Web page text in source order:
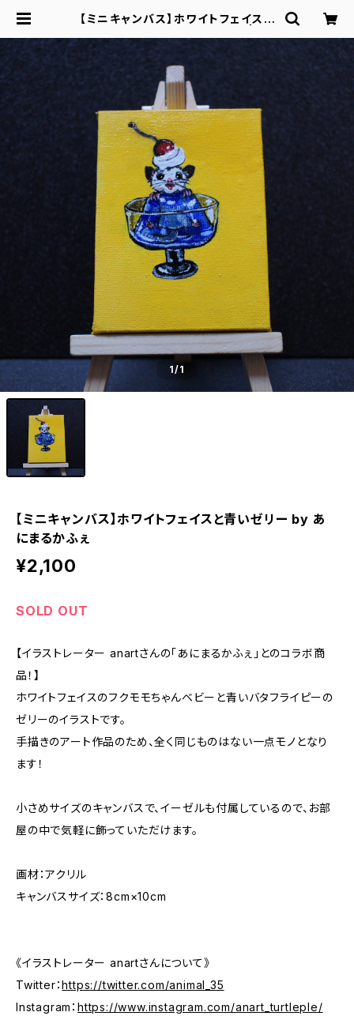
【ミニキャンバス】ホワイトフェイスと
cha オンラインストア｜みみちゃ
1/1
【ミニキャンバス】ホワイトフェイスと青いゼリー by あ
にまるかふぇ
¥2,100
SOLD OUT
【イラストレーター anartさんの「あにまるかふぇ」とのコラボ商
品！】
ホワイトフェイスのフクモモちゃんベビーと青いバタフライピーの
ゼリーのイラストです。
手描きのアート作品のため、全く同じものはない一点モノとなり
ます！
小さめサイズのキャンバスで、イーゼルも付属しているので、お部
屋の中で気軽に飾っていただけます。
画材：アクリル
キャンバスサイズ：8cm×10cm
《イラストレーター anartさんについて》
Twitter：https://twitter.com/animal_35
Instagram： https://www.instagram.com/anart_turtleple/